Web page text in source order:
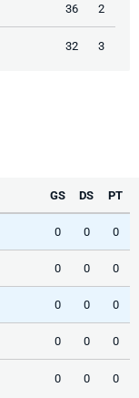
36 2
32 3
GS DS PT
0 0 0
0 0 0
0 0 0
0 0 0
0 0 0